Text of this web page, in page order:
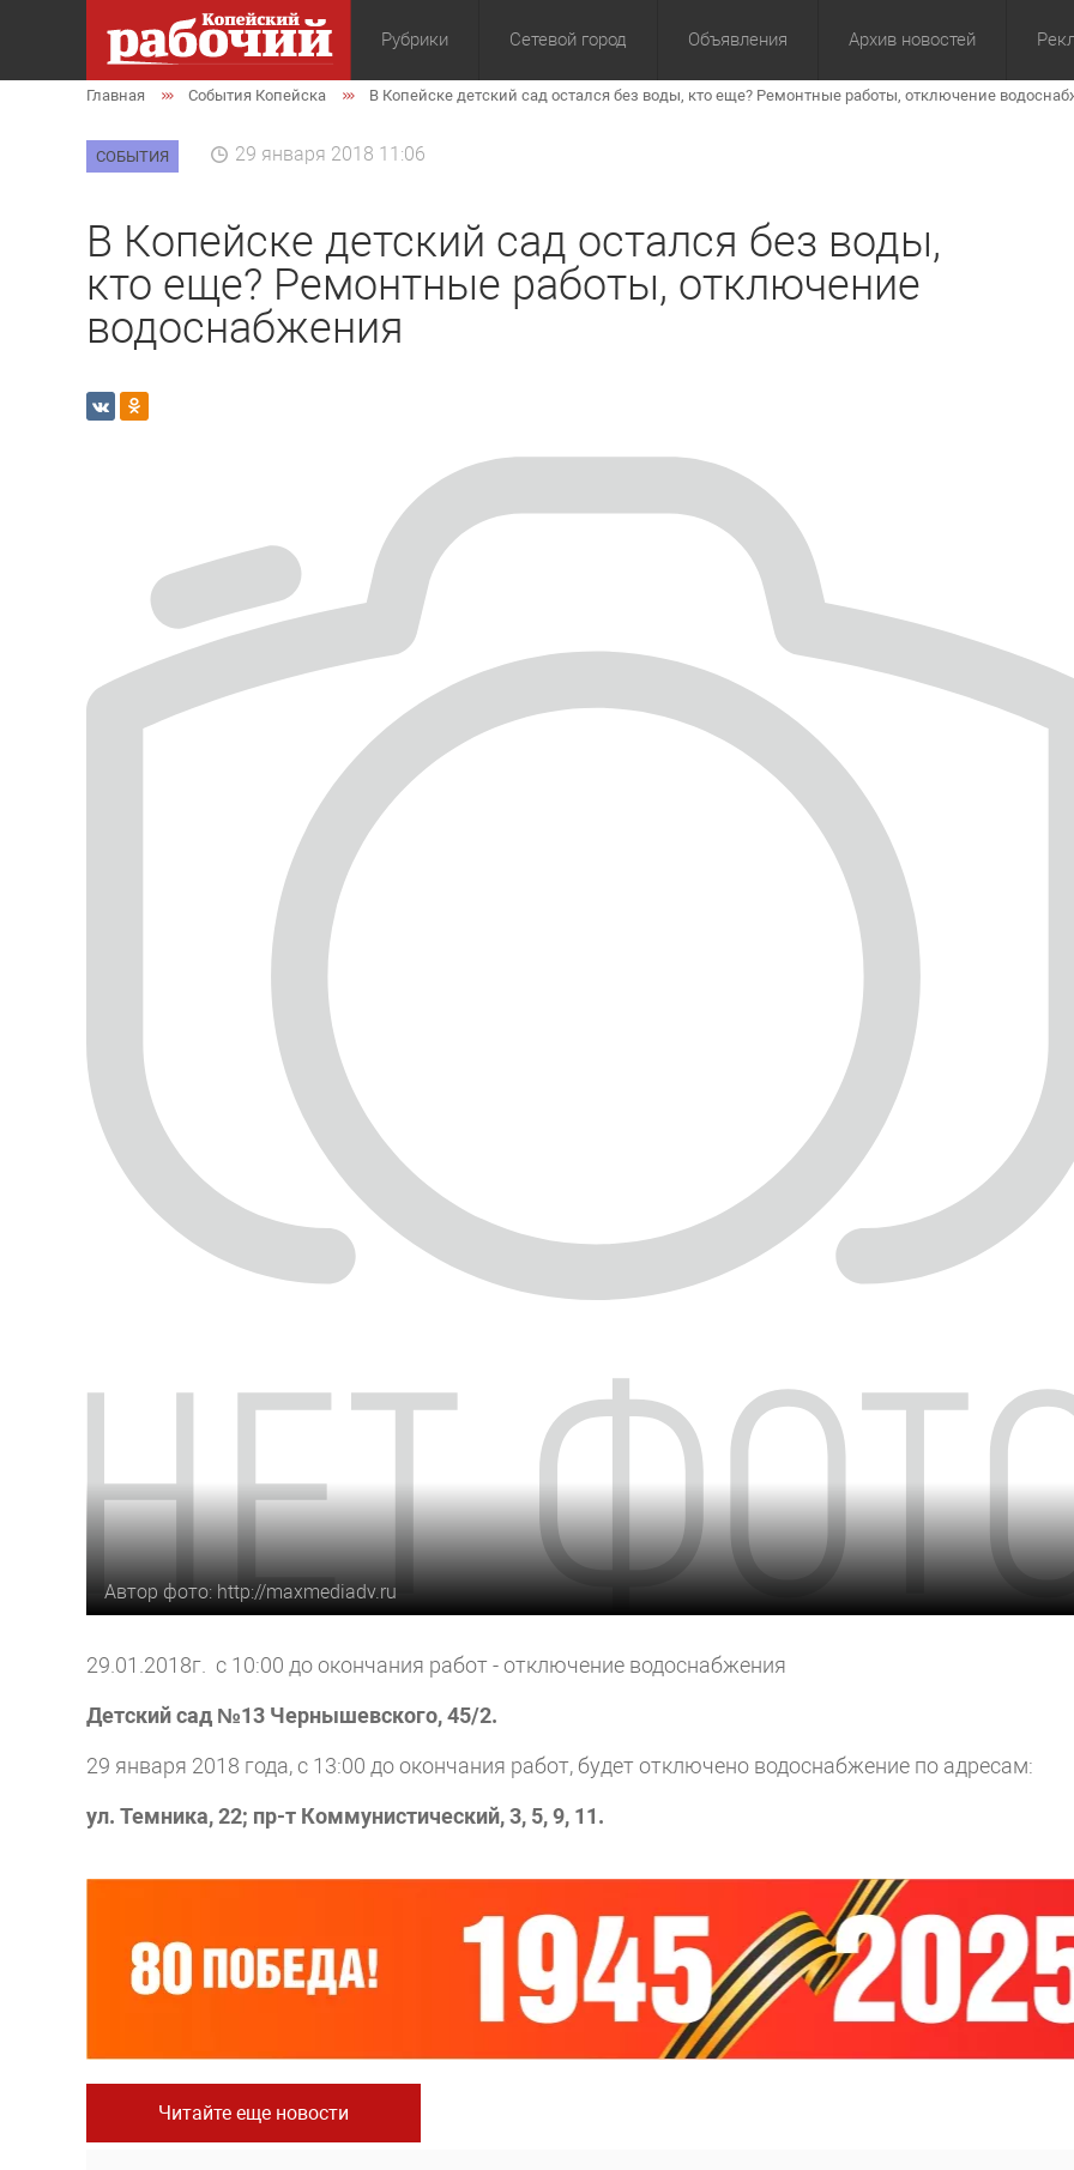
Рубрики
Общество Экономика Культура Политика Спорт ЖКХ
Сетевой город Объявления Архив новостей
За сутки За 3 дня
Главная События Копейска В Копейске детский сад остался без воды, кто еще? Ремонтные работы, отключение
СОБЫТИЯ 29 января 2018 11:06
В Копейске детский сад остался без воды,
кто еще? Ремонтные работы, отключение
водоснабжения
Автор фото: http://maxmediadv.ru
29.01.2018г. с 10:00 до окончания работ - отключение водоснабжения
Детский сад №13 Чернышевского, 45/2.
29 января 2018 года, с 13:00 до окончания работ, будет отключено водоснабжение по адресам:
ул. Темника, 22; пр-т Коммунистический, 3, 5, 9, 11.
Читайте еще новости